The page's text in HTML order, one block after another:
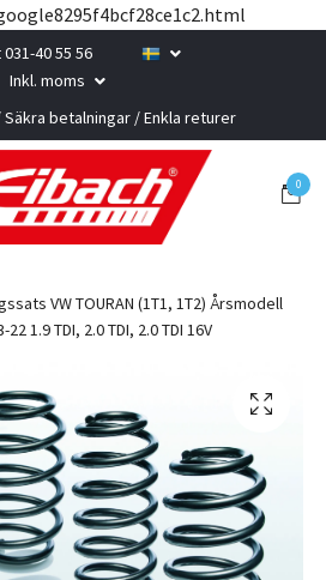
40 55 56
Inkl. moms
betalningar / Enkla returer
0
VW TOURAN (1T1, 1T2) Årsmodell
1.9 TDI, 2.0 TDI, 2.0 TDI 16V